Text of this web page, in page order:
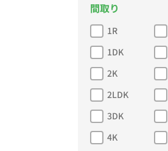
間取り
1R
1DK
2K
2LDK
3DK
4K